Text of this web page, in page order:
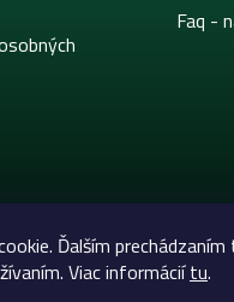
Ďalším
Viac informáciítu.
Faq -